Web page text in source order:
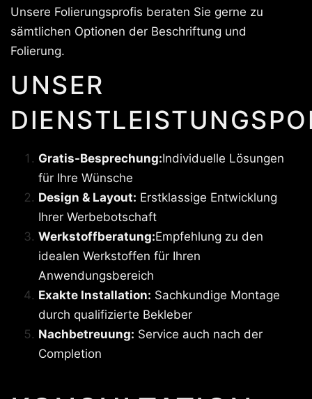
Unsere Folierungsprofis beraten Sie gerne zu
sämtlichen Optionen der Beschriftung und
Folierung.
UNSER
Gratis-Besprechung:Individuelle Lösungen
für Ihre Wünsche
Design & Layout: Erstklassige Entwicklung
Ihrer Werbebotschaft
Werkstoffberatung:Empfehlung zu den
idealen Werkstoffen für Ihren
Anwendungsbereich
Exakte Installation: Sachkundige Montage
durch qualifizierte Bekleber
Nachbetreuung: Service auch nach der
Completion